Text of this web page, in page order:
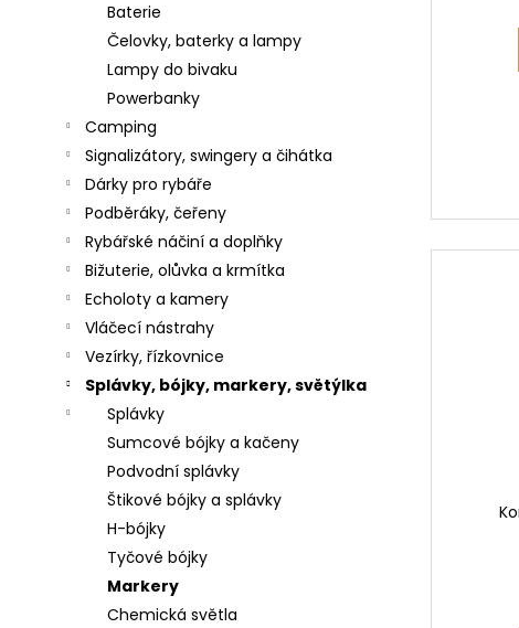
Baterie
Čelovky, baterky a lampy
Lampy do bivaku
Powerbanky
Camping
Signalizátory, swingery a čihátka
Dárky pro rybáře
Podběráky, čeřeny
Rybářské náčiní a doplňky
Bižuterie, olůvka a krmítka
Echoloty a kamery
Vláčecí nástrahy
Vezírky, řízkovnice
Splávky, bójky, markery, světýlka
Splávky
Sumcové bójky a kačeny
Podvodní splávky
Štikové bójky a splávky
H-bójky
Tyčové bójky
Markery
Chemická světla
SURETTI
PRŮBĚŽNÉ
OLOVO
KOULE
1,2G
-
40G
4
Kč
KAMATSU
KAPROVÝ
NÁVAZEC
PRO
CARP
LEADER